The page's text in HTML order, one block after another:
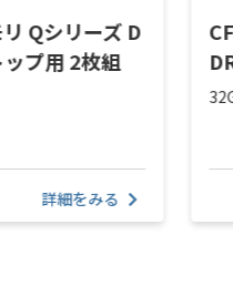
Qシリーズ D
プ用 2枚組
詳細をみる